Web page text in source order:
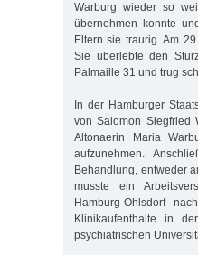
Warburg wieder so
übernehmen konnte
Eltern sie traurig. Am
Sie überlebte den
Palmaille 31 und trug
In der Hamburger
von Salomon Siegfried
Altonaerin Maria
aufzunehmen.
Behandlung, entweder
musste ein
Hamburg-Ohlsdorf
Klinikaufenthalte in
psychiatrischen